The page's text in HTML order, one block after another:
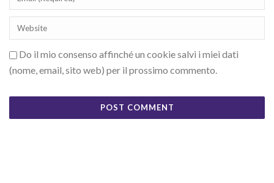
Do il mio consenso affinché un cookie salvi i miei dati
(nome, email, sito web) per il prossimo commento.